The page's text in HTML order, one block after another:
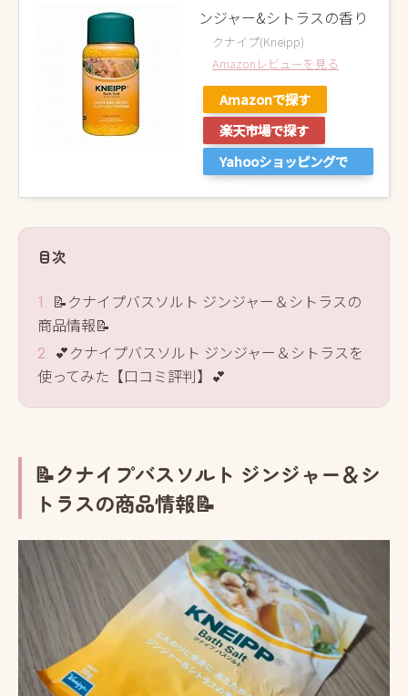
ンジャー&シトラスの香り
クナイプ(Kneipp)
Amazonレビューを見る
Amazonで探す
楽天市場で探す
Yahooショッピングで
目次
📝クナイプバスソルト ジンジャー＆シトラスの
商品情報📝
💕クナイプバスソルト ジンジャー＆シトラスを
使ってみた【口コミ評判】💕
📝クナイプバスソルト ジンジャー＆シ
トラスの商品情報📝